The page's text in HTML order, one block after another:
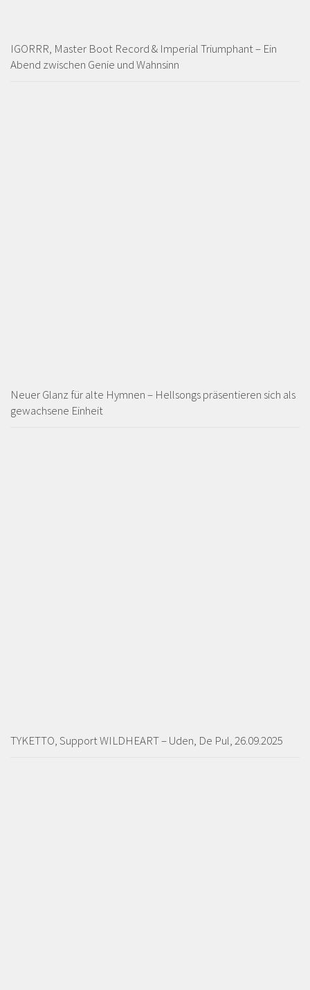
IGORRR, Master Boot Record & Imperial Triumphant – Ein
Abend zwischen Genie und Wahnsinn
Neuer Glanz für alte Hymnen – Hellsongs präsentieren sich als
gewachsene Einheit
TYKETTO, Support WILDHEART – Uden, De Pul, 26.09.2025